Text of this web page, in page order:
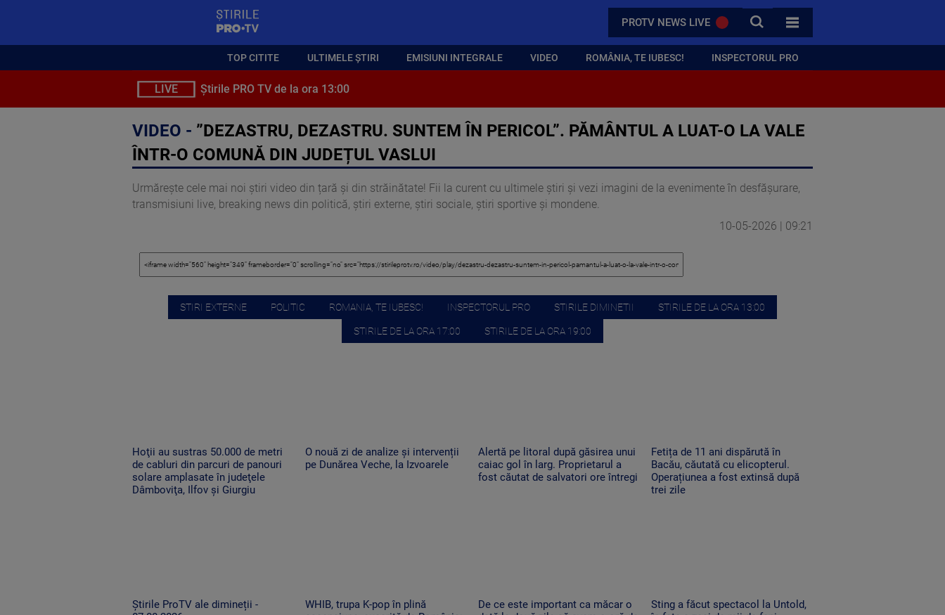
PROTV NEWS LIVE CAUTA
TOATE CATEGORIILE
TOP CITITE ULTIMELE ȘTIRI EMISIUNI INTEGRALE VIDEO ROMÂNIA, TE IUBESC! INSPECTORUL PRO
LIVE Știrile PRO TV de la ora 13:00
VIDEO - ”DEZASTRU, DEZASTRU. SUNTEM ÎN PERICOL”. PĂMÂNTUL A LUAT-O LA VALE
ÎNTR-O COMUNĂ DIN JUDEȚUL VASLUI
Urmărește cele mai noi știri video din țară și din străinătate! Fii la curent cu ultimele știri și vezi imagini de la evenimente în desfășurare,
transmisiuni live, breaking news din politică, știri externe, știri sociale, știri sportive și mondene.
10-05-2026 | 09:21
STIRI EXTERNE POLITIC ROMANIA, TE IUBESC! INSPECTORUL PRO STIRILE DIMINETII STIRILE DE LA ORA 13:00
STIRILE DE LA ORA 17:00 STIRILE DE LA ORA 19:00
Hoţii au sustras 50.000 de metri
de cabluri din parcuri de panouri
solare amplasate în judeţele
Dâmboviţa, Ilfov şi Giurgiu
O nouă zi de analize și intervenții
pe Dunărea Veche, la Izvoarele
Alertă pe litoral după găsirea unui
caiac gol în larg. Proprietarul a
fost căutat de salvatori ore întregi
Fetița de 11 ani dispărută în
Bacău, căutată cu elicopterul.
Operațiunea a fost extinsă după
trei zile
Știrile ProTV ale dimineții -
WHIB, trupa K-pop în plină
De ce este important ca măcar o
Sting a făcut spectacol la Untold,